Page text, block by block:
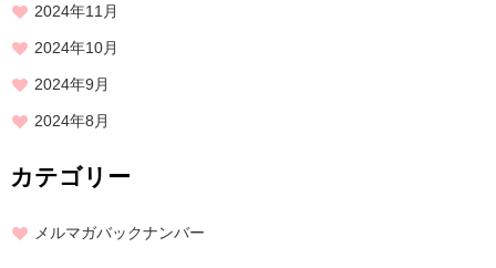
2024年11月
2024年10月
2024年9月
2024年8月
カテゴリー
メルマガバックナンバー